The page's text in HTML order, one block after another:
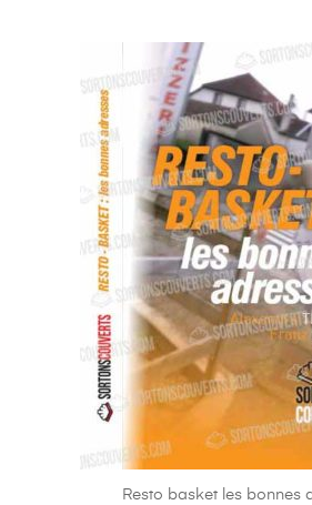
Resto basket les bonnes